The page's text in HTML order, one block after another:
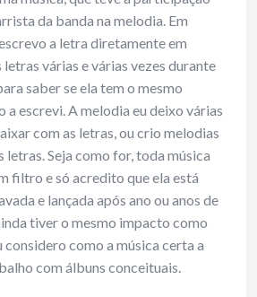
da banda na melodia. Em
a letra diretamente em
letras várias e várias vezes durante
saber se ela tem o mesmo
a escrevi. A melodia eu deixo várias
com as letras, ou crio melodias
letras. Seja como for, toda música
filtro e só acredito que ela está
e lançada após ano ou anos de
tiver o mesmo impacto como
considero como a música certa a
com álbuns conceituais.